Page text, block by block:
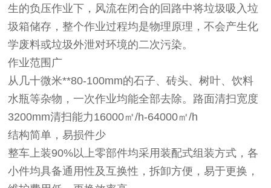
生的负压作业下，风流在闭合的回路中将垃圾吸入垃
圾箱储存，整个作业过程均是物理原理，不会产生化
学废料或垃圾外泄对环境的二次污染。
作业范围广
从几十微米**80-100mm的石子、砖头、树叶、饮料
水瓶等杂物，一次作业均能全部去除。路面清扫宽度
3200mm清扫能力16000㎡/h-64000㎡/h
结构简单，易损件少
整车上装90%以上零部件均采用装配式组装方式，各
小件均具备通用性及互换性，拆卸方便，易于更换，